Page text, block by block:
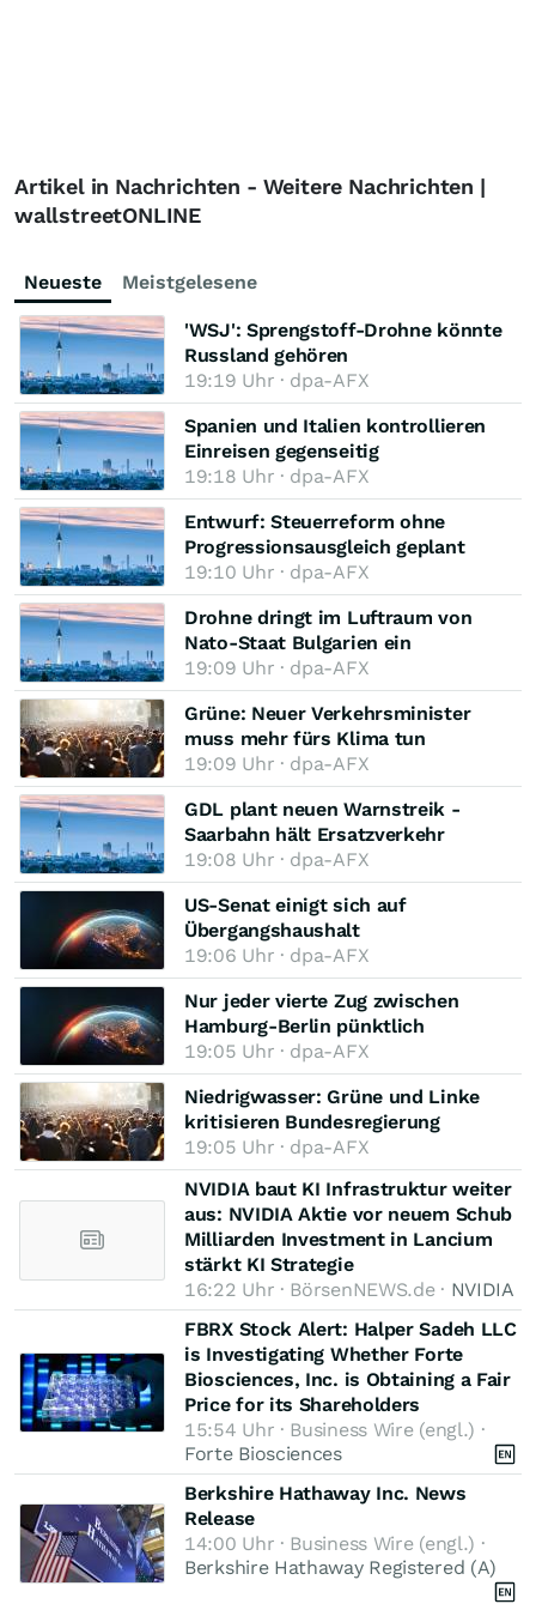
Artikel in Nachrichten - Weitere Nachrichten |
wallstreetONLINE
Neueste Meistgelesene
'WSJ': Sprengstoff-Drohne könnte
Russland gehören
19:19 Uhr · dpa-AFX
Spanien und Italien kontrollieren
Einreisen gegenseitig
19:18 Uhr · dpa-AFX
Entwurf: Steuerreform ohne
Progressionsausgleich geplant
19:10 Uhr · dpa-AFX
Drohne dringt im Luftraum von
Nato-Staat Bulgarien ein
19:09 Uhr · dpa-AFX
Grüne: Neuer Verkehrsminister
muss mehr fürs Klima tun
19:09 Uhr · dpa-AFX
GDL plant neuen Warnstreik -
Saarbahn hält Ersatzverkehr
19:08 Uhr · dpa-AFX
US-Senat einigt sich auf
Übergangshaushalt
19:06 Uhr · dpa-AFX
Nur jeder vierte Zug zwischen
Hamburg-Berlin pünktlich
19:05 Uhr · dpa-AFX
Niedrigwasser: Grüne und Linke
kritisieren Bundesregierung
19:05 Uhr · dpa-AFX
NVIDIA baut KI Infrastruktur weiter
aus: NVIDIA Aktie vor neuem Schub
Milliarden Investment in Lancium
stärkt KI Strategie
16:22 Uhr · BörsenNEWS.de · NVIDIA
FBRX Stock Alert: Halper Sadeh LLC
is Investigating Whether Forte
Biosciences, Inc. is Obtaining a Fair
Price for its Shareholders
15:54 Uhr · Business Wire (engl.) ·
Forte Biosciences
Berkshire Hathaway Inc. News
Release
14:00 Uhr · Business Wire (engl.) ·
Berkshire Hathaway Registered (A)